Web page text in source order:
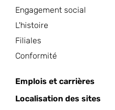
Engagement social
L'histoire
Filiales
Conformité
Emplois et carrières
Localisation des sites